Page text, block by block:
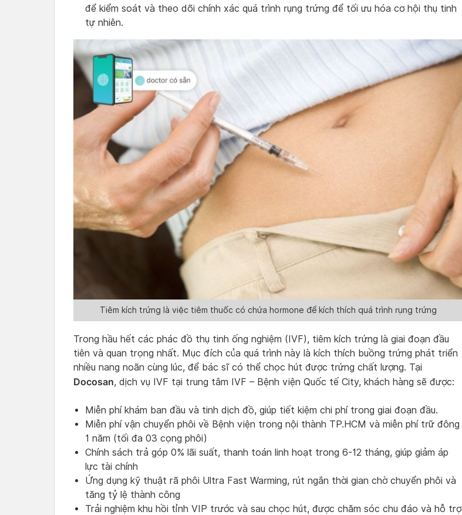
để kiểm soát và theo dõi chính xác quá trình rụng trứng để tối ưu hóa cơ hội thụ tinh
tự nhiên.
Tiêm kích trứng là việc tiêm thuốc có chứa hormone để kích thích quá trình rụng trứng
Trong hầu hết các phác đồ thụ tinh ống nghiệm (IVF), tiêm kích trứng là giai đoạn đầu
tiên và quan trọng nhất. Mục đích của quá trình này là kích thích buồng trứng phát triển
nhiều nang noãn cùng lúc, để bác sĩ có thể chọc hút được trứng chất lượng. Tại
Docosan, dịch vụ IVF tại trung tâm IVF – Bệnh viện Quốc tế City, khách hàng sẽ được:
Miễn phí khám ban đầu và tinh dịch đồ, giúp tiết kiệm chi phí trong giai đoạn đầu.
Miễn phí vận chuyển phôi về Bệnh viện trong nội thành TP.HCM và miễn phí trữ đông
1 năm (tối đa 03 cọng phôi)
Chính sách trả góp 0% lãi suất, thanh toán linh hoạt trong 6-12 tháng, giúp giảm áp
lực tài chính
Ứng dụng kỹ thuật rã phôi Ultra Fast Warming, rút ngắn thời gian chờ chuyển phôi và
tăng tỷ lệ thành công
Trải nghiệm khu hồi tỉnh VIP trước và sau chọc hút, được chăm sóc chu đáo và hỗ trợ